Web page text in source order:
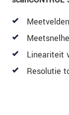
Lineariteit
Resolutie